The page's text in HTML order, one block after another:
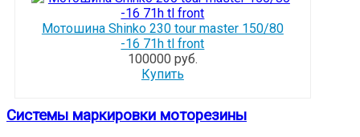
Мотошина Shinko 230 tour master 150/80
-16 71h tl front
100000 руб.
Купить
Системы маркировки моторезины